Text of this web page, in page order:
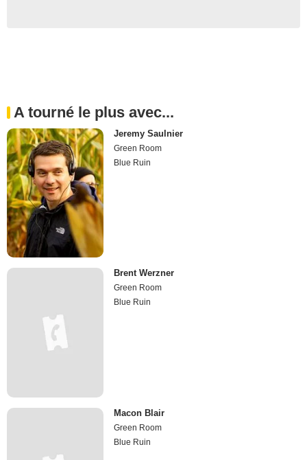
A tourné le plus avec...
Jeremy Saulnier
Green Room
Blue Ruin
Brent Werzner
Green Room
Blue Ruin
Macon Blair
Green Room
Blue Ruin